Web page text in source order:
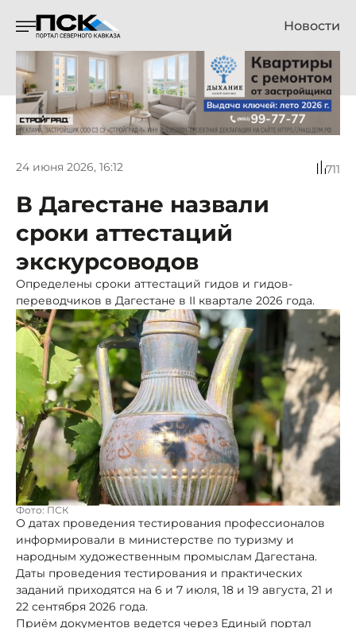
Новости
24 июня 2026, 16:12 711
В Дагестане назвали
сроки аттестаций
экскурсоводов
Определены сроки аттестаций гидов и гидов-
переводчиков в Дагестане в II квартале 2026 года.
Фото: ПСК
О датах проведения тестирования профессионалов
информировали в министерстве по туризму и
народным художественным промыслам Дагестана.
Даты проведения тестирования и практических
заданий приходятся на 6 и 7 июля, 18 и 19 августа, 21 и
22 сентября 2026 года.
Приём документов ведется через Единый портал